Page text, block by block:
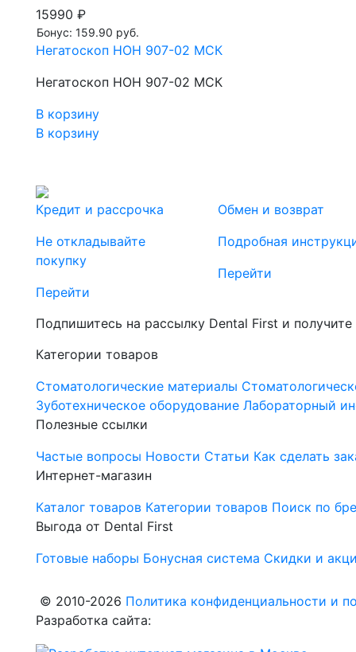
15990 ₽
Бонус: 159.90 руб.
Негатоскоп НОН 907-02 МСК
Негатоскоп НОН 907-02 МСК
В корзину
В корзину
Кредит и рассрочка
Не откладывайте
покупку
Перейти
Обмен и возврат
Подробная
Перейти
Подпишитесь на рассылку Dental First и
Категории товаров
Стоматологические материалы
Зуботехническое оборудование Лабораторный
Полезные ссылки
Частые вопросы Новости Статьи Как сделать
Интернет-магазин
Каталог товаров Категории товаров Поиск по
Выгода от Dental First
Готовые наборы Бонусная система Скидки и
© 2010-2026 Политика конфиденциальности и
Разработка сайта: